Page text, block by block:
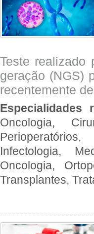
Teste realizado
geração (NGS)
recentemente
Especialidades
Oncologia,
Infectologia,
Oncologia,
Transplantes,